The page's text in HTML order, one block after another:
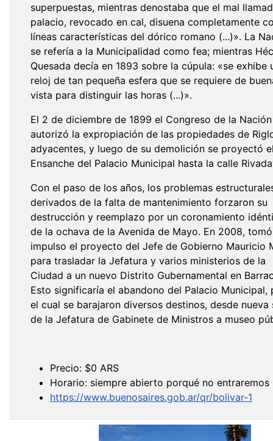
superpuestas, mientras denostaba que el mal
palacio, revocado en cal, disuena completamente
líneas características del dórico romano (...)». La
se refería a la Municipalidad como fea; mientras
Quesada decía en 1893 sobre la cúpula: «se exhibe
reloj de tan pequeña esfera que se requiere de
vista para distinguir las horas (...)».
El 2 de diciembre de 1899 el Congreso de la Nación
autorizó la expropiación de las propiedades de
adyacentes, y luego de su demolición se proyectó
Ensanche del Palacio Municipal hasta la calle
Con el paso de los años, los problemas
derivados de la falta de mantenimiento forzaron su
destrucción y reemplazo por un coronamiento
de la ochava de la Avenida de Mayo. En 2008, tomó
impulso el proyecto del Jefe de Gobierno Mauricio
para trasladar la Jefatura y varios ministerios de la
Ciudad a un nuevo Distrito Gubernamental en
Esto significaría el abandono del Palacio Municipal,
el cual se barajaron diversos destinos, desde nueva
de la Jefatura de Gabinete de Ministros a museo
Precio: $0 ARS
Horario: siempre abierto porqué no entraremos
https://www.buenosaires.gob.ar/qr/bolivar-1